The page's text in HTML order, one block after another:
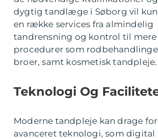
dygtig tandlæge i Søborg vil
en række services fra almindelig
tandrensning og kontrol til
procedurer som
broer, samt kosmetisk tandpleje.
Teknologi Og
Moderne tandpleje kan drage
avanceret teknologi, som digital